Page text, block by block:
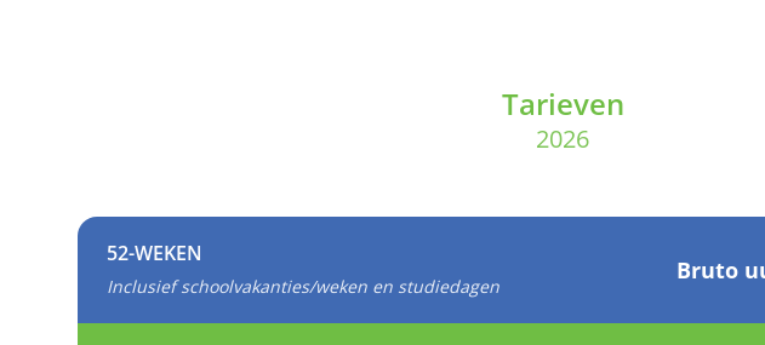
Tarieven
2026
52-WEKEN
Inclusief schoolvakanties/weken en studiedagen
Bruto